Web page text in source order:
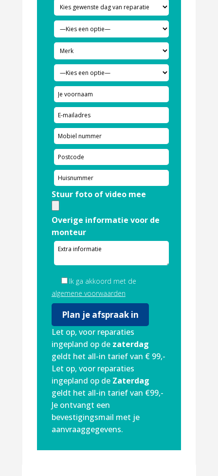
Stuur foto of video mee
Overige informatie voor de
monteur
Ik ga akkoord met de
algemene voorwaarden
Let op, voor reparaties
ingepland op de zaterdag
geldt het all-in tarief van € 99,-
Let op, voor reparaties
ingepland op de Zaterdag
geldt het all-in tarief van €99,-
Je ontvangt een
bevestigingsmail met je
aanvraaggegevens.